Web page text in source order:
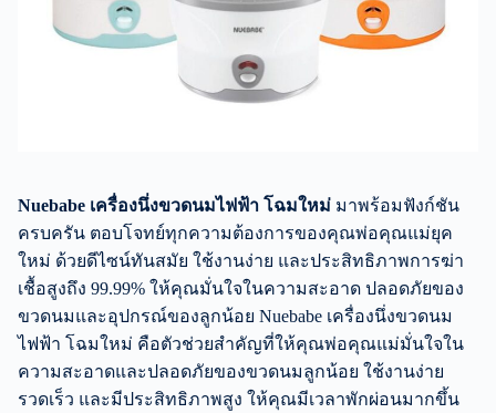
Nuebabe เครื่องนึ่งขวดนมไฟฟ้า โฉมใหม่ มาพร้อมฟังก์ชัน
ครบครัน ตอบโจทย์ทุกความต้องการของคุณพ่อคุณแม่ยุค
ใหม่ ด้วยดีไซน์ทันสมัย ใช้งานง่าย และประสิทธิภาพการฆ่า
เชื้อสูงถึง 99.99% ให้คุณมั่นใจในความสะอาด ปลอดภัยของ
ขวดนมและอุปกรณ์ของลูกน้อย Nuebabe เครื่องนึ่งขวดนม
ไฟฟ้า โฉมใหม่ คือตัวช่วยสำคัญที่ให้คุณพ่อคุณแม่มั่นใจใน
ความสะอาดและปลอดภัยของขวดนมลูกน้อย ใช้งานง่าย
รวดเร็ว และมีประสิทธิภาพสูง ให้คุณมีเวลาพักผ่อนมากขึ้น